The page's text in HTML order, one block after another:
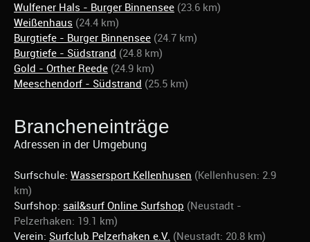
Wulfener Hals - Burger Binnensee (23.6 km)
Weißenhaus (24.4 km)
Burgtiefe - Burger Binnensee (24.7 km)
Burgtiefe - Südstrand (24.8 km)
Gold - Orther Reede (24.9 km)
Meeschendorf - Südstrand (25.5 km)
Brancheneinträge
Adressen in der Umgebung
Surfschule: Wassersport Kellenhusen (Kellenhusen: 2.9
km)
Surfshop: sail&surf Online Surfshop (Neustadt -
Pelzerhaken: 19.1 km)
Verein: Surfclub Pelzerhaken e.V. (Neustadt: 20.8 km)